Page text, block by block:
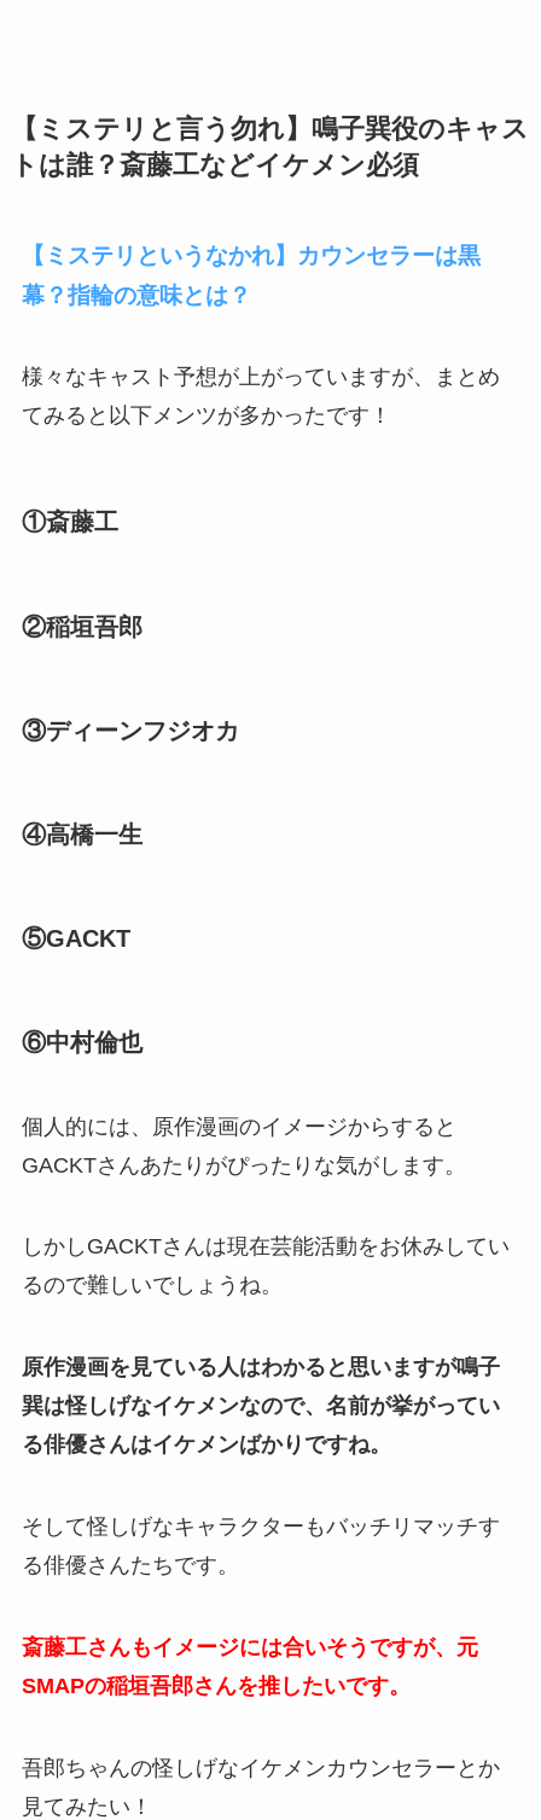
【ミステリと言う勿れ】鳴子巽役のキャス
トは誰？斎藤工などイケメン必須
【ミステリというなかれ】カウンセラーは黒
幕？指輪の意味とは？
様々なキャスト予想が上がっていますが、まとめ
てみると以下メンツが多かったです！
①斎藤工
②稲垣吾郎
③ディーンフジオカ
④高橋一生
⑤GACKT
⑥中村倫也
個人的には、原作漫画のイメージからすると
GACKTさんあたりがぴったりな気がします。
しかしGACKTさんは現在芸能活動をお休みしてい
るので難しいでしょうね。
原作漫画を見ている人はわかると思いますが鳴子
巽は怪しげなイケメンなので、名前が挙がってい
る俳優さんはイケメンばかりですね。
そして怪しげなキャラクターもバッチリマッチす
る俳優さんたちです。
斎藤工さんもイメージには合いそうですが、元
SMAPの稲垣吾郎さんを推したいです。
吾郎ちゃんの怪しげなイケメンカウンセラーとか
見てみたい！